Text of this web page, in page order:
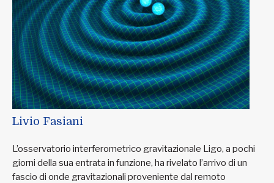
Livio Fasiani
L’osservatorio interferometrico gravitazionale Ligo, a pochi
giorni della sua entrata in funzione, ha rivelato l’arrivo di un
fascio di onde gravitazionali proveniente dal remoto